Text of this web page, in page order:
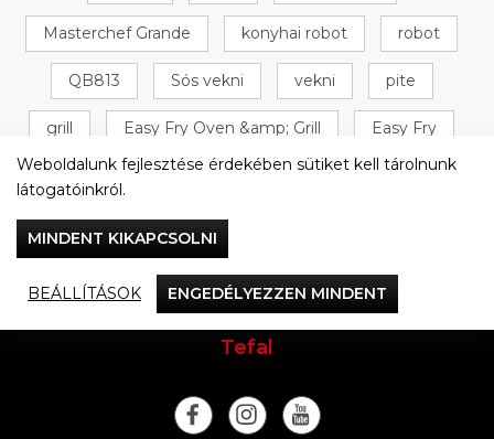
Masterchef Grande konyhai robot robot
QB813 Sós vekni vekni pite
grill Easy Fry Oven &amp; Grill Easy Fry
Oven &amp; Grill + 16 következő
Vacsorázzunk együtt
Tefal
Weboldalunk fejlesztése érdekében sütiket kell tárolnunk
látogatóinkról.
MINDENT KIKAPCSOLNI
BEÁLLÍTÁSOK ENGEDÉLYEZZEN MINDENT